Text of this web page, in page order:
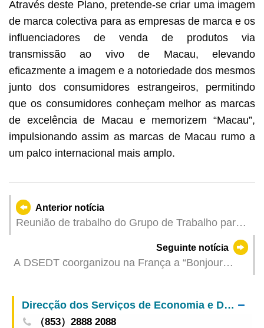
Através deste Plano, pretende-se criar uma imagem
de marca colectiva para as empresas de marca e os
influenciadores de venda de produtos via
transmissão ao vivo de Macau, elevando
eficazmente a imagem e a notoriedade dos mesmos
junto dos consumidores estrangeiros, permitindo
que os consumidores conheçam melhor as marcas
de excelência de Macau e memorizem “Macau”,
impulsionando assim as marcas de Macau rumo a
um palco internacional mais amplo.
Anterior notícia
Reunião de trabalho do Grupo de Trabalho para a
Seguinte notícia
A DSEDT coorganizou na França a “Bonjour
expandirem-se para o mercado europeu
Direcção dos Serviços de Economia e Desenvolvimento Tecnológico
（853）2888 2088